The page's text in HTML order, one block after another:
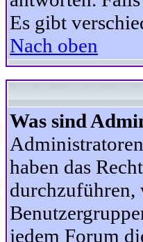
Es gibt
Nach oben
Was sind
haben das
durchzuführen,
jedem Forum